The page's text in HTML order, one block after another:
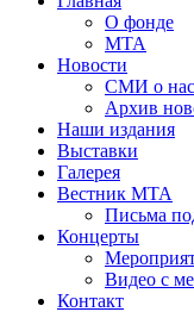
О фонде
МТА
Новости
СМИ о нас
Архив
Наши издания
Выставки
Галерея
Вестник МТА
Письма
Концерты
Видео с
Контакт